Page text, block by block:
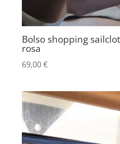
Bolso shopping
rosa
69,00€